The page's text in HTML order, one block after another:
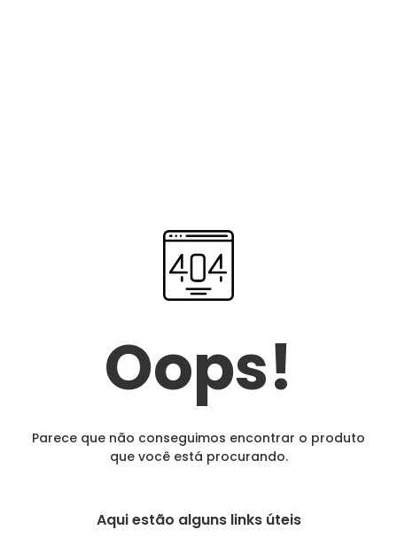
Oops!
Parece que não conseguimos encontrar o produto
que você está procurando.
Aqui estão alguns links úteis